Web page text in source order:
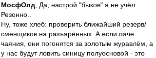
МосфОлд , Да, настрой "быков" я не учёл.
Резонно..
Ну, тоже хлеб: проверить ближайший резерв/
сменщиков на разъярённых. А если паче
чаяния, они погонятся за золотым журавлём, а
у нас будут ловить синицу полуосновой - это